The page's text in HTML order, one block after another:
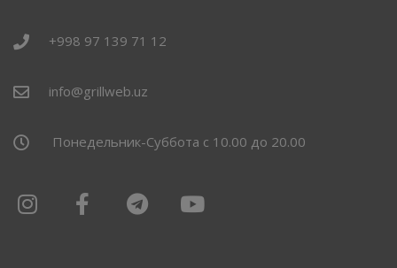
+998 97 139 71 12
info@grillweb.uz
Понедельник-Суббота с 10.00 до 20.00